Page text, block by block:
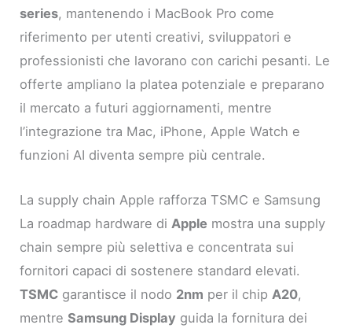
series, mantenendo i MacBook Pro come
riferimento per utenti creativi, sviluppatori e
professionisti che lavorano con carichi pesanti. Le
offerte ampliano la platea potenziale e preparano
il mercato a futuri aggiornamenti, mentre
l’integrazione tra Mac, iPhone, Apple Watch e
funzioni AI diventa sempre più centrale.
La supply chain Apple rafforza TSMC e Samsung
La roadmap hardware di Apple mostra una supply
chain sempre più selettiva e concentrata sui
fornitori capaci di sostenere standard elevati.
TSMC garantisce il nodo 2nm per il chip A20,
mentreSamsung Display guida la fornitura dei